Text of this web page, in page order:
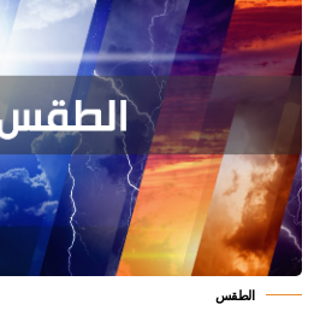
الطقس